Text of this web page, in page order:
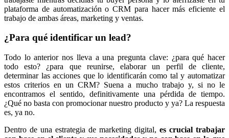
plataforma de automatización o CRM para hacer más eficiente el
trabajo de ambas áreas, marketing y ventas.
¿Para qué identificar un lead?
Todo lo anterior nos lleva a una pregunta clave: ¿para qué hacer
todo esto? ¿para que reunirse, elaborar un perfil de cliente,
determinar las acciones que lo identificarán como tal y automatizar
estos criterios en un CRM? Suena a mucho trabajo y, si no le
encontramos el sentido, definitivamente una pérdida de tiempo.
¿Qué no basta con promocionar nuestro producto y ya? La respuesta
es, ya no.
Dentro de una estrategia de marketing digital, es crucial trabajar